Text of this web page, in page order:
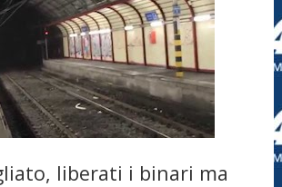
liberati i binari ma